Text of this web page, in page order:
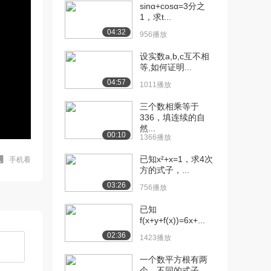
手机看
04:32
sinα+cosα=3分之
1，求t...
956播放
04:57
设实数a,b,c互不相
等,如何证明...
1011播放
00:10
三个数相乘等于
336，填连续的自
然...
1366播放
03:26
已知x²+x=1，求4次
方的式子，...
756播放
02:36
已知
f(x+y+f(x))=6x+...
1423播放
一个数平方根有两